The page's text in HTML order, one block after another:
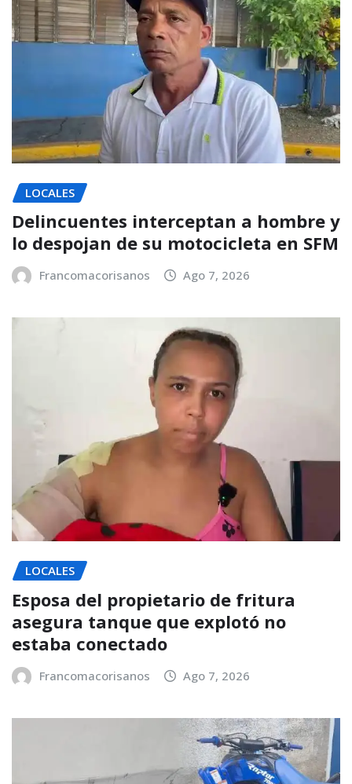
LOCALES
Delincuentes interceptan a hombre y
lo despojan de su motocicleta en SFM
Francomacorisanos Ago 7, 2026
LOCALES
Esposa del propietario de fritura
asegura tanque que explotó no
estaba conectado
Francomacorisanos Ago 7, 2026